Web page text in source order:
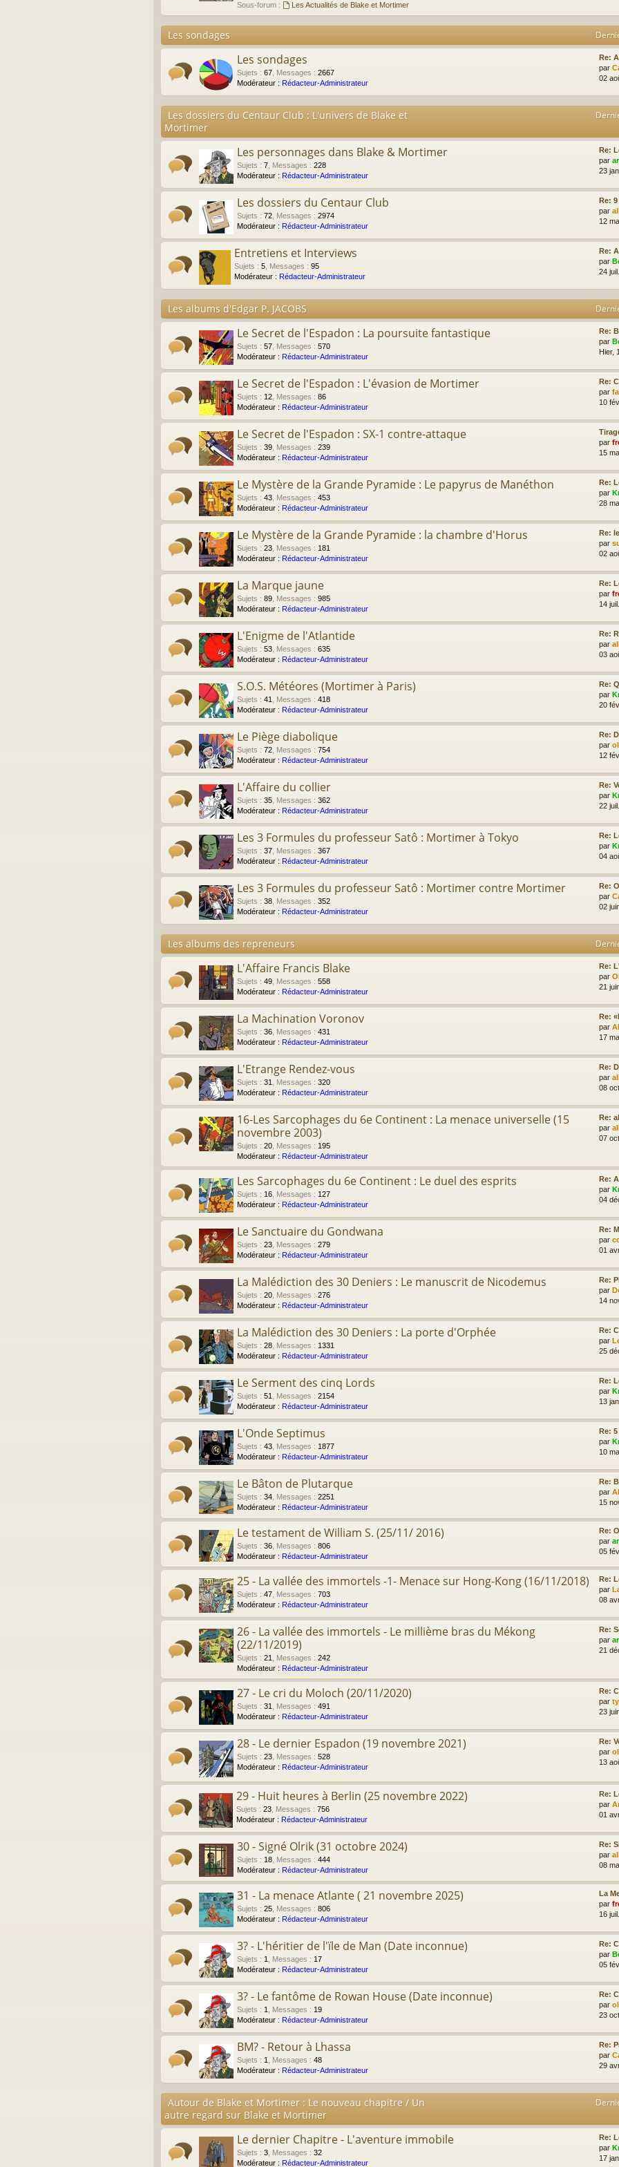
Sous-forum :
Les Actualités de Blake et Mortimer
Les sondages
Les sondages
Sujets : 67 Messages : 2667
Modérateur : Rédacteur-Administrateur
Re:
par
02
Les dossiers du Centaur Club : L'univers de Blake et
Mortimer
Les personnages dans Blake & Mortimer
Sujets : 7 Messages : 228
Modérateur : Rédacteur-Administrateur
Re:
par
23
Les dossiers du Centaur Club
Sujets : 72 Messages : 2974
Modérateur : Rédacteur-Administrateur
Re:
par
12
Entretiens et Interviews
Sujets : 5 Messages : 95
Modérateur : Rédacteur-Administrateur
Re:
par
24
Les albums d'Edgar P. JACOBS
Le Secret de l'Espadon : La poursuite fantastique
Sujets : 57 Messages : 570
Modérateur : Rédacteur-Administrateur
Re:
par
Hier,
Le Secret de l'Espadon : L'évasion de Mortimer
Sujets : 12 Messages : 86
Modérateur : Rédacteur-Administrateur
Re:
par
10
Le Secret de l'Espadon : SX-1 contre-attaque
Sujets : 39 Messages : 239
Modérateur : Rédacteur-Administrateur
par
15
Le Mystère de la Grande Pyramide : Le papyrus de Manéthon
Sujets : 43 Messages : 453
Modérateur : Rédacteur-Administrateur
Re:
par
28
Le Mystère de la Grande Pyramide : la chambre d'Horus
Sujets : 23 Messages : 181
Modérateur : Rédacteur-Administrateur
Re:
par
02
La Marque jaune
Sujets : 89 Messages : 985
Modérateur : Rédacteur-Administrateur
Re:
par
14
L'Enigme de l'Atlantide
Sujets : 53 Messages : 635
Modérateur : Rédacteur-Administrateur
Re:
par
03
S.O.S. Météores (Mortimer à Paris)
Sujets : 41 Messages : 418
Modérateur : Rédacteur-Administrateur
Re:
par
20
Le Piège diabolique
Sujets : 72 Messages : 754
Modérateur : Rédacteur-Administrateur
Re:
par
12
L'Affaire du collier
Sujets : 35 Messages : 362
Modérateur : Rédacteur-Administrateur
Re:
par
22
Les 3 Formules du professeur Satô : Mortimer à Tokyo
Sujets : 37 Messages : 367
Modérateur : Rédacteur-Administrateur
Re:
par
04
Les 3 Formules du professeur Satô : Mortimer contre Mortimer
Sujets : 38 Messages : 352
Modérateur : Rédacteur-Administrateur
Re:
par
02
Les albums des repreneurs
L'Affaire Francis Blake
Sujets : 49 Messages : 558
Modérateur : Rédacteur-Administrateur
Re:
par
21
La Machination Voronov
Sujets : 36 Messages : 431
Modérateur : Rédacteur-Administrateur
Re:
par
17
L'Etrange Rendez-vous
Sujets : 31 Messages : 320
Modérateur : Rédacteur-Administrateur
Re:
par
08
16-Les Sarcophages du 6e Continent : La menace universelle (15
novembre 2003)
Sujets : 20 Messages : 195
Modérateur : Rédacteur-Administrateur
Re:
par
07
Les Sarcophages du 6e Continent : Le duel des esprits
Sujets : 16 Messages : 127
Modérateur : Rédacteur-Administrateur
Re:
par
04
Le Sanctuaire du Gondwana
Sujets : 23 Messages : 279
Modérateur : Rédacteur-Administrateur
Re:
par
01
La Malédiction des 30 Deniers : Le manuscrit de Nicodemus
Sujets : 20 Messages : 276
Modérateur : Rédacteur-Administrateur
Re:
par
14
La Malédiction des 30 Deniers : La porte d'Orphée
Sujets : 28 Messages : 1331
Modérateur : Rédacteur-Administrateur
Re:
par
25
Le Serment des cinq Lords
Sujets : 51 Messages : 2154
Modérateur : Rédacteur-Administrateur
Re:
par
13
L'Onde Septimus
Sujets : 43 Messages : 1877
Modérateur : Rédacteur-Administrateur
Re:
par
10
Le Bâton de Plutarque
Sujets : 34 Messages : 2251
Modérateur : Rédacteur-Administrateur
Re:
par
15
Le testament de William S. (25/11/ 2016)
Sujets : 36 Messages : 806
Modérateur : Rédacteur-Administrateur
Re:
par
05
25 - La vallée des immortels -1- Menace sur Hong-Kong (16/11/2018)
Sujets : 47 Messages : 703
Modérateur : Rédacteur-Administrateur
Re:
par
08
26 - La vallée des immortels - Le millième bras du Mékong
(22/11/2019)
Sujets : 21 Messages : 242
Modérateur : Rédacteur-Administrateur
Re:
par
21
27 - Le cri du Moloch (20/11/2020)
Sujets : 31 Messages : 491
Modérateur : Rédacteur-Administrateur
Re:
par
23
28 - Le dernier Espadon (19 novembre 2021)
Sujets : 23 Messages : 528
Modérateur : Rédacteur-Administrateur
Re:
par
13
29 - Huit heures à Berlin (25 novembre 2022)
Sujets : 23 Messages : 756
Modérateur : Rédacteur-Administrateur
Re:
par
01
30 - Signé Olrik (31 octobre 2024)
Sujets : 18 Messages : 444
Modérateur : Rédacteur-Administrateur
Re:
par
08
31 - La menace Atlante ( 21 novembre 2025)
Sujets : 25 Messages : 806
Modérateur : Rédacteur-Administrateur
La
par
16
3? - L'héritier de l'ïle de Man (Date inconnue)
Sujets : 1 Messages : 17
Modérateur : Rédacteur-Administrateur
Re:
par
05
3? - Le fantôme de Rowan House (Date inconnue)
Sujets : 1 Messages : 19
Modérateur : Rédacteur-Administrateur
Re:
par
23
BM? - Retour à Lhassa
Sujets : 1 Messages : 48
Modérateur : Rédacteur-Administrateur
Re:
par
29
Autour de Blake et Mortimer : Le nouveau chapitre / Un
autre regard sur Blake et Mortimer
Le dernier Chapitre - L'aventure immobile
Sujets : 3 Messages : 32
Modérateur : Rédacteur-Administrateur
Re:
par
17